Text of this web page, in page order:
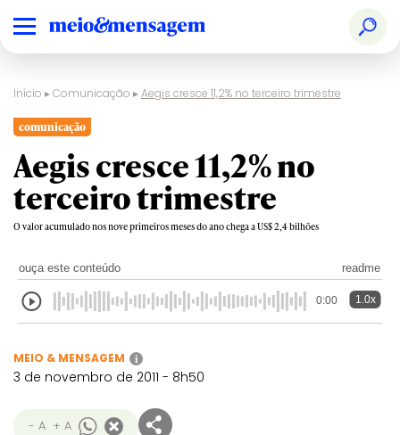
Início ▸Comunicação ▸Aegis cresce 11,2% no terceiro trimestre
comunicação
Aegis cresce 11,2% no
terceiro trimestre
O valor acumulado nos nove primeiros meses do ano chega a US$ 2,4 bilhões
ouça este conteúdo readme
0:00 1.0x
MEIO & MENSAGEM i
3 de novembro de 2011 - 8h50
- A + A